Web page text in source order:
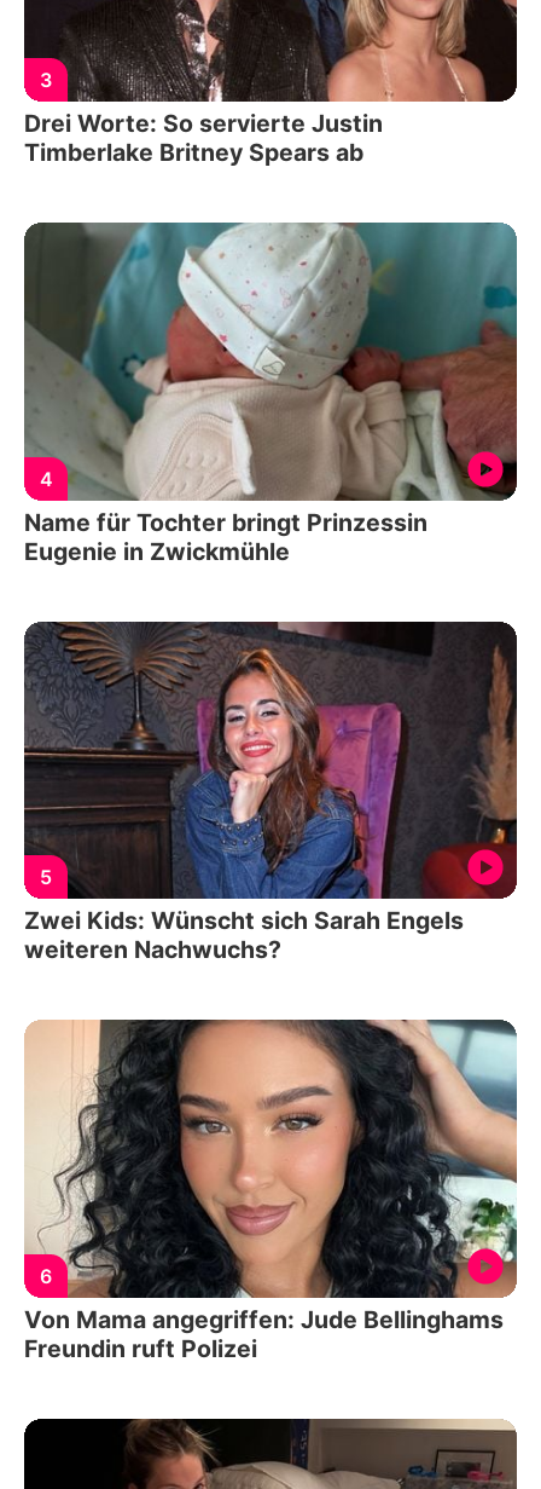
3
Drei Worte: So servierte Justin
Timberlake Britney Spears ab
4
Name für Tochter bringt Prinzessin
Eugenie in Zwickmühle
5
Zwei Kids: Wünscht sich Sarah Engels
weiteren Nachwuchs?
6
Von Mama angegriffen: Jude Bellinghams
Freundin ruft Polizei